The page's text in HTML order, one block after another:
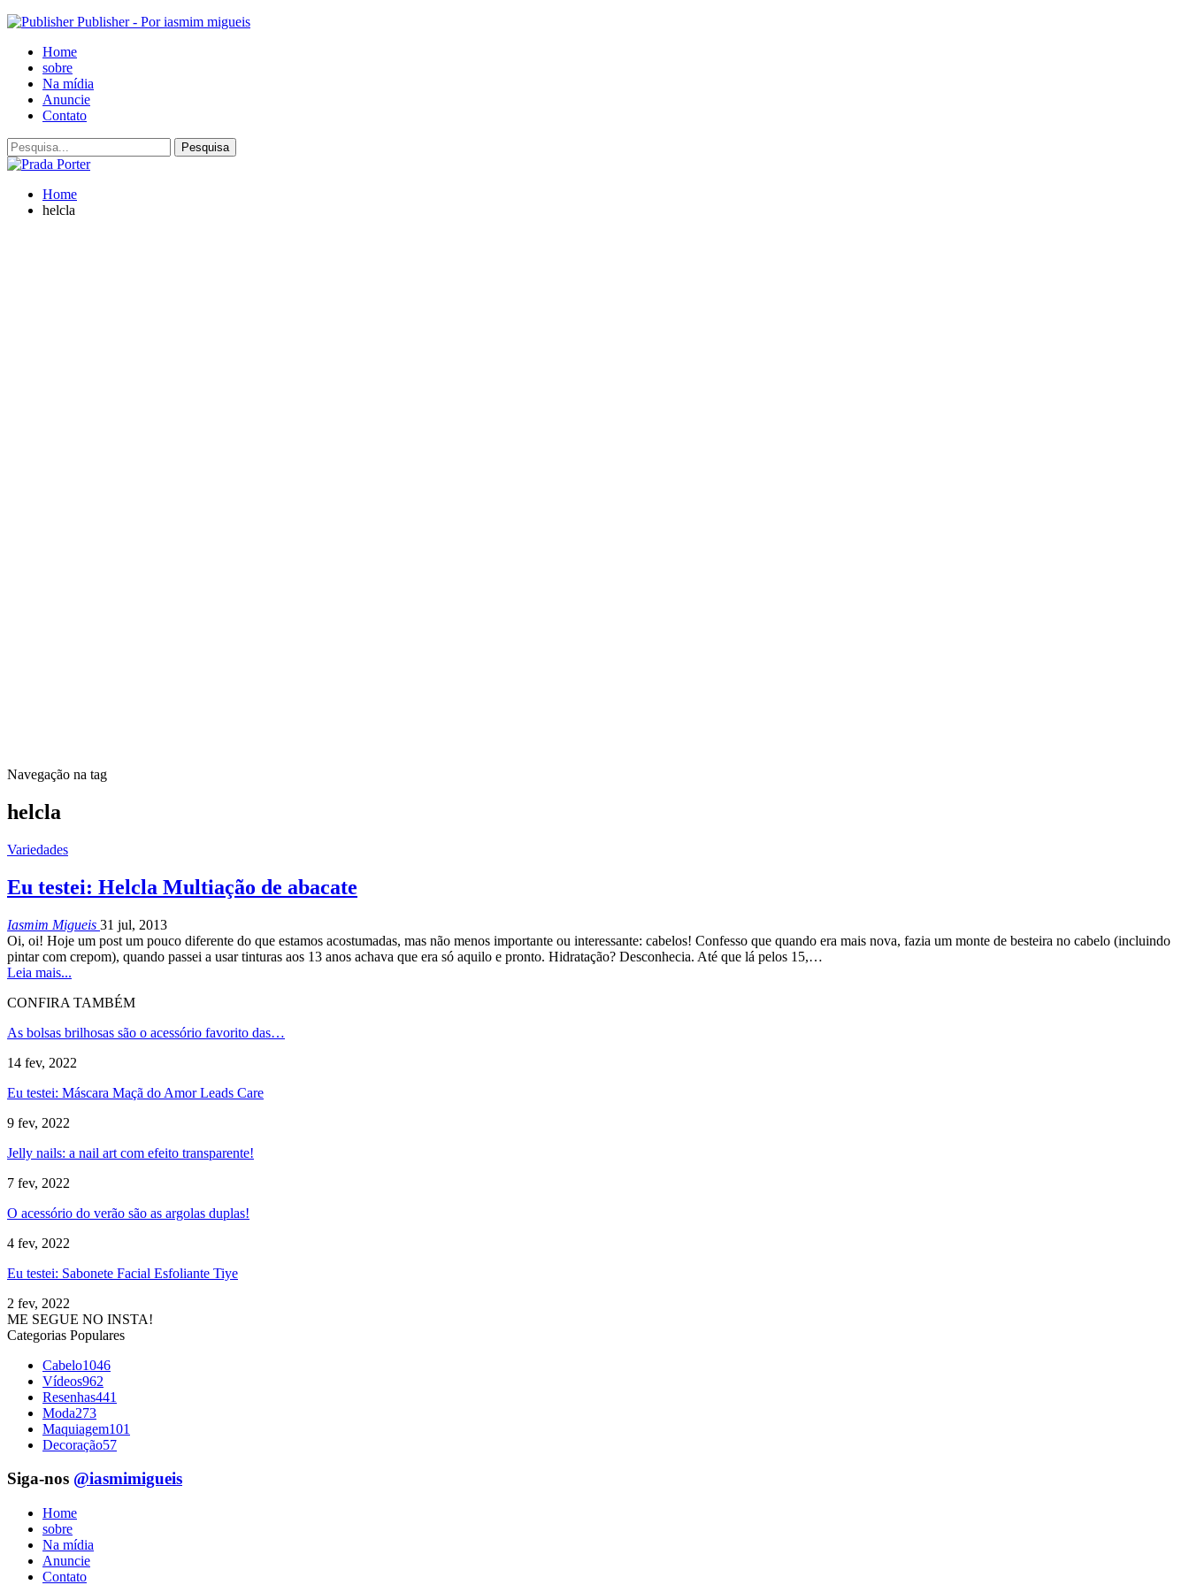
Publisher - Por iasmim migueis
Home
sobre
Na mídia
Anuncie
Contato
Home
helcla
Navegação na tag
helcla
Variedades
Eu testei: Helcla Multiação de abacate
Iasmim Migueis 31 jul, 2013
Oi, oi! Hoje um post um pouco diferente do que estamos acostumadas, mas não menos importante ou interessante: cabelos! Confesso que quando era mais nova, fazia um monte de besteira no cabelo (incluindo
pintar com crepom), quando passei a usar tinturas aos 13 anos achava que era só aquilo e pronto. Hidratação? Desconhecia. Até que lá pelos 15,…
Leia mais...
CONFIRA TAMBÉM
As bolsas brilhosas são o acessório favorito das…
14 fev, 2022
Eu testei: Máscara Maçã do Amor Leads Care
9 fev, 2022
Jelly nails: a nail art com efeito transparente!
7 fev, 2022
O acessório do verão são as argolas duplas!
4 fev, 2022
Eu testei: Sabonete Facial Esfoliante Tiye
2 fev, 2022
ME SEGUE NO INSTA!
Categorias Populares
Cabelo1046
Vídeos962
Resenhas441
Moda273
Maquiagem101
Decoração57
Siga-nos @iasmimigueis
Home
sobre
Na mídia
Anuncie
Contato